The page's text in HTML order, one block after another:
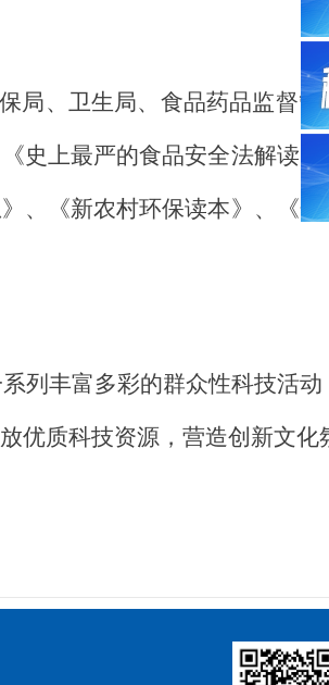
局、卫生局、食品药品监督
《史上最严的食品安全法解读
、《新农村环保读本》、《
列丰富多彩的群众性科技活动
优质科技资源，营造创新文化